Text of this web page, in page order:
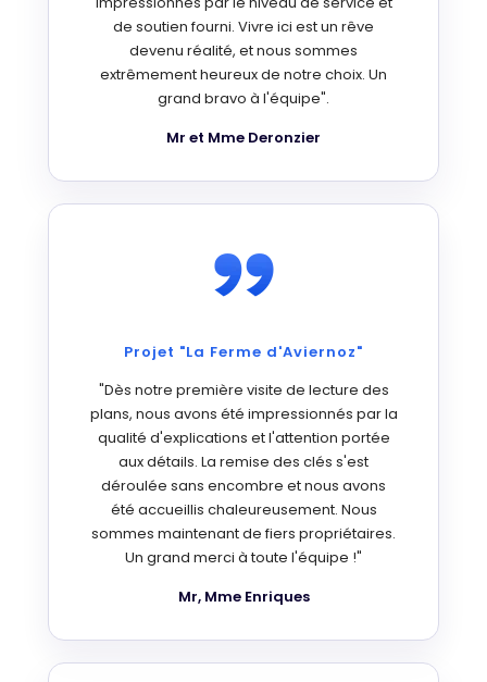
de soutien fourni. Vivre ici est un rêve
devenu réalité, et nous sommes
extrêmement heureux de notre choix. Un
grand bravo à l'équipe".
Mr et Mme Deronzier
Projet "La Ferme d'Aviernoz"
"Dès notre première visite de lecture des
plans, nous avons été impressionnés par la
qualité d'explications et l'attention portée
aux détails. La remise des clés s'est
déroulée sans encombre et nous avons
été accueillis chaleureusement. Nous
sommes maintenant de fiers propriétaires.
Un grand merci à toute l'équipe !"
Mr, Mme Enriques